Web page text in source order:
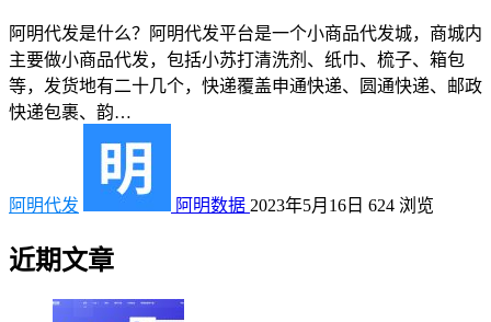
阿明代发是什么？阿明代发平台是一个小商品代发城，商城内
主要做小商品代发，包括小苏打清洗剂、纸巾、梳子、箱包
等，发货地有二十几个，快递覆盖申通快递、圆通快递、邮政
快递包裹、韵…
阿明代发 阿明数据 2023年5月16日 624 浏览
近期文章